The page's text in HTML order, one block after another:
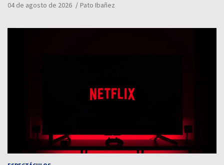
04 de agosto de 2026 Pato Ibañez